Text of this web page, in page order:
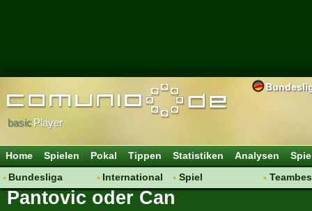
basicPlayer
Home Spielen Pokal Tippen Statistiken Analysen
Bundesliga
Hot News
International
Vereine
Spiel
Pantovic oder Can